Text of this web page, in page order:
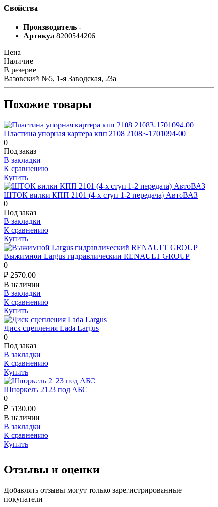
Свойства
Производитель -
Артикул 8200544206
Цена
Наличие
В резерве
Вазовский №5, 1-я Заводская, 23а
Похожие товары
Пластина упорная картера кпп 2108 21083-1701094-00
0
Под заказ
В закладки
К сравнению
Купить
ШТОК вилки КПП 2101 (4-х ступ 1-2 передача) АвтоВАЗ
0
Под заказ
В закладки
К сравнению
Купить
Выжимной Largus гидравлический RENAULT GROUP
0
₽ 2570.00
В наличии
В закладки
К сравнению
Купить
Диск сцепления Lada Largus
0
Под заказ
В закладки
К сравнению
Купить
Шноркель 2123 под АБС
0
₽ 5130.00
В наличии
В закладки
К сравнению
Купить
Отзывы и оценки
Добавлять отзывы могут только зарегистрированные
покупатели